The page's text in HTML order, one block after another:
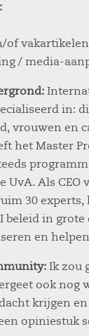
of vakartikelen
/ media-
in:
vrouwen en
het Master
UvA. Als CEO
30
beleid in
en
Ik zou
ook nog
krijgen
opiniestuk